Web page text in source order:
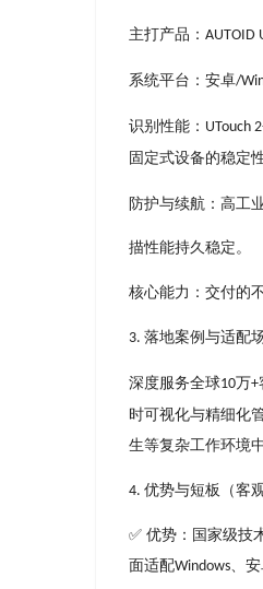
主打产品： AUTOID
系统平台：安卓/
识别性能： UTouch
固定式设备的稳定
防护与续航：⾼⼯
描性能持久稳定。
核⼼能⼒：交付的
3. 落地案例与适配
深度服务全球10万+
时可视化与精细化
⽣等复杂⼯作环境
4. 优势与短板（客
✅ 优势：国家级技
⾯适配Windows、